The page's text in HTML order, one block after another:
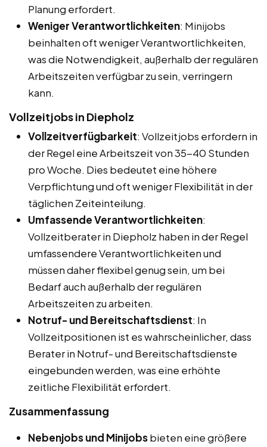
Planung erfordert.
Weniger Verantwortlichkeiten: Minijobs
beinhalten oft weniger Verantwortlichkeiten,
was die Notwendigkeit, außerhalb der regulären
Arbeitszeiten verfügbar zu sein, verringern
kann.
Vollzeitjobs in Diepholz
Vollzeitverfügbarkeit: Vollzeitjobs erfordern in
der Regel eine Arbeitszeit von 35-40 Stunden
pro Woche. Dies bedeutet eine höhere
Verpflichtung und oft weniger Flexibilität in der
täglichen Zeiteinteilung.
Umfassende Verantwortlichkeiten:
Vollzeitberater in Diepholz haben in der Regel
umfassendere Verantwortlichkeiten und
müssen daher flexibel genug sein, um bei
Bedarf auch außerhalb der regulären
Arbeitszeiten zu arbeiten.
Notruf- und Bereitschaftsdienst: In
Vollzeitpositionen ist es wahrscheinlicher, dass
Berater in Notruf- und Bereitschaftsdienste
eingebunden werden, was eine erhöhte
zeitliche Flexibilität erfordert.
Zusammenfassung
Nebenjobs und Minijobsbieten eine größere